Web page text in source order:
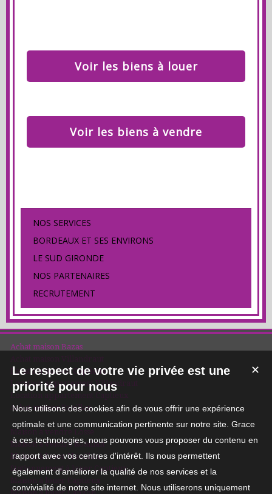
Voir les biens à louer
Voir les biens à vendre
NOS SERVICES
BORDEAUX ET SES ENVIRONS
LE SUD GIRONDE
NOS PARTENAIRES
RECRUTEMENT
Achat maison Bazas
Location maison Captieux
Location appartement Villandraut
Location appartement Captieux
Achat maison Roaillan
Maison à vendre Losse
Maison à vendre Roaillan
Maison à louer Noaillan
Stationnement à louer Captieux
✕
Le respect de votre vie privée est une
priorité pour nous
Nous utilisons des cookies afin de vous offrir une expérience
optimale et une communication pertinente sur notre site. Grace
à ces technologies, nous pouvons vous proposer du contenu en
rapport avec vos centres d'intérêt. Ils nous permettent
également d'améliorer la qualité de nos services et la
convivialité de notre site internet. Nous utiliserons uniquement